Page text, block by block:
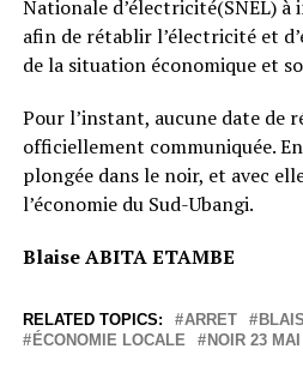
Nationale d’électricité(SNEL)
afin de rétablir l’électricité et
de la situation économique et
Pour l’instant, aucune date de
officiellement communiquée.
plongée dans le noir, et avec
l’économie du Sud-Ubangi.
Blaise ABITA ETAMBE
RELATED TOPICS: ARRET
ÉCONOMIE LOCALE
NOIR 23 MAI